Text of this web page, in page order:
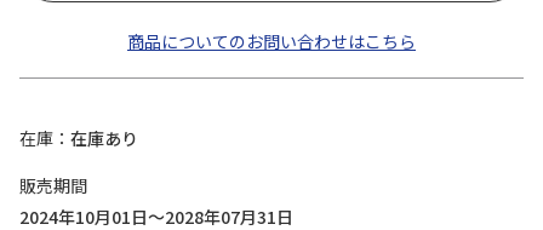
商品についてのお問い合わせはこちら
在庫
在庫あり
販売期間
2024年10月01日～2028年07月31日